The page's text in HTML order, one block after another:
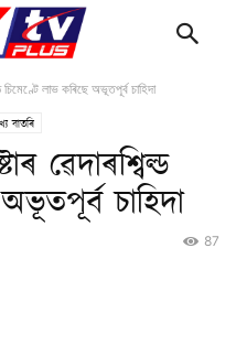
চিমেণ্টে লাভ কৰিছে অভূতপূৰ্ব চাহিদা
বাতৰি
ৱেদাৰশ্বিল্ড
চাহিদা
87